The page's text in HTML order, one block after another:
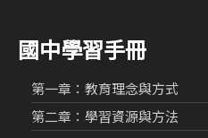
國中學習手冊
第一章：教育理念與方式
第二章：學習資源與方法